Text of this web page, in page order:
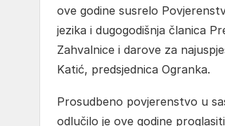
ove godine susrelo
jezika i dugogodišnja članica
Zahvalnice i darove za
Katić, predsjednica Ogranka.
Prosudbeno povjerenstvo u
odlučilo je ove godine